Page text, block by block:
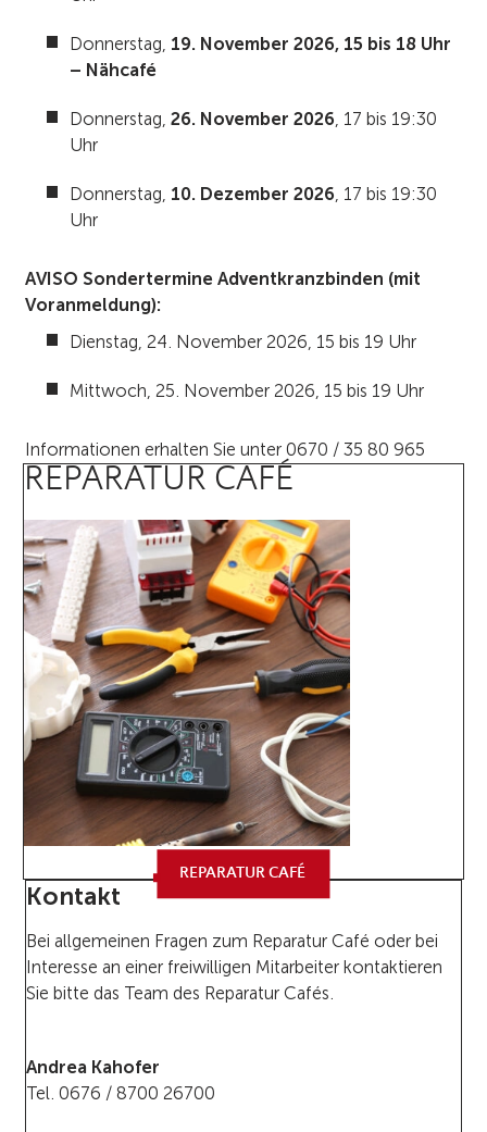
Donnerstag, 19. November 2026, 15 bis 18 Uhr
– Nähcafé
Donnerstag,26. November 2026, 17 bis 19:30
Uhr
Donnerstag, 10. Dezember 2026, 17 bis 19:30
Uhr
AVISO Sondertermine Adventkranzbinden (mit
Voranmeldung):
Dienstag, 24. November 2026, 15 bis 19 Uhr
Mittwoch, 25. November 2026, 15 bis 19 Uhr
Informationen erhalten Sie unter 0670 / 35 80 965
REPARATUR CAFÉ
REPARATUR CAFÉ
Kontakt
Bei allgemeinen Fragen zum Reparatur Café oder bei
Interesse an einer freiwilligen Mitarbeiter kontaktieren
Sie bitte das Team des Reparatur Cafés.
Andrea Kahofer
Tel. 0676 / 8700 26700